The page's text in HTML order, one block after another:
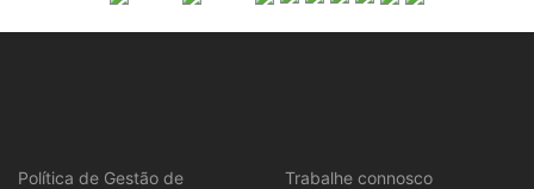
Política de Gestão de
Trabalhe connosco